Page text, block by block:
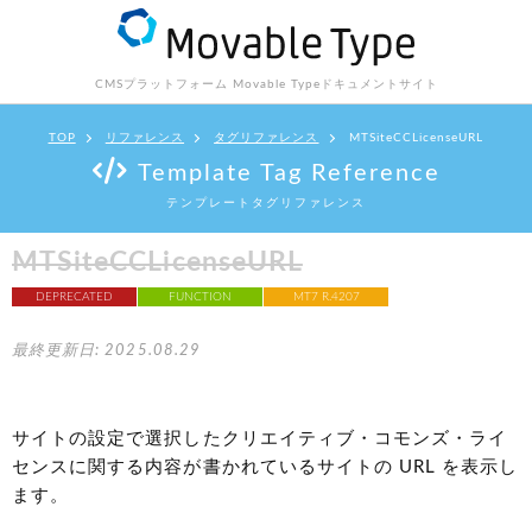
CMSプラットフォーム Movable Type ドキュメントサイト
TOP リファレンス タグリファレンス MTSiteCCLicenseURL
Template Tag Reference
テンプレートタグリファレンス
MTSiteCCLicenseURL
DEPRECATED FUNCTION MT7 R.4207
最終更新日: 2025.08.29
サイトの設定で選択したクリエイティブ・コモンズ・ライ
センスに関する内容が書かれているサイトの URL を表示し
ます。